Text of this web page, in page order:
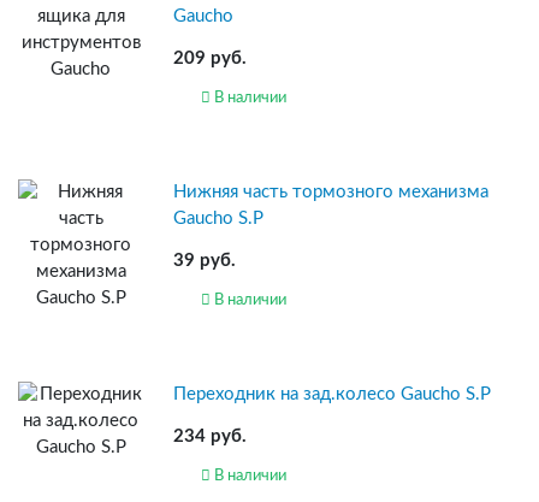
Gaucho
209 руб.
В наличии
Нижняя часть тормозного механизма
Gaucho S.P
39 руб.
В наличии
Переходник на зад.колесо Gaucho S.P
234 руб.
В наличии